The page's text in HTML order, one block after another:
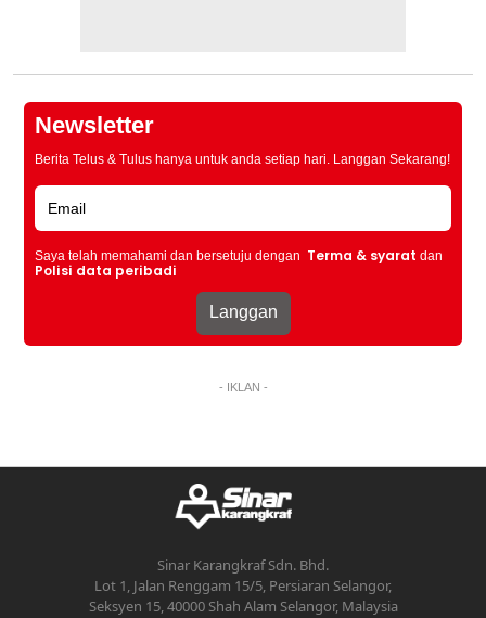
Newsletter
Berita Telus & Tulus hanya untuk anda setiap hari. Langgan Sekarang!
Saya telah memahami dan bersetuju dengan Terma & syarat dan
Polisi data peribadi
- IKLAN -
Sinar Karangkraf Sdn. Bhd.
Lot 1, Jalan Renggam 15/5, Persiaran Selangor,
Seksyen 15, 40000 Shah Alam Selangor, Malaysia